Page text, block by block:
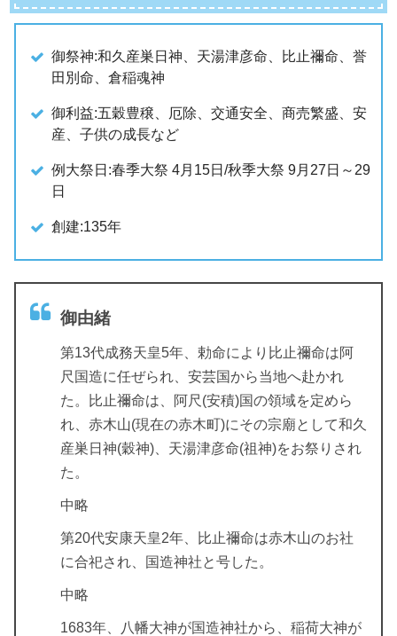
御祭神:和久産巣日神、天湯津彦命、比止禰命、誉
田別命、倉稲魂神
御利益:五穀豊穣、厄除、交通安全、商売繁盛、安
産、子供の成長など
例大祭日:春季大祭 4月15日/秋季大祭 9月27日～29
日
創建:135年
御由緒
第13代成務天皇5年、勅命により比止禰命は阿
尺国造に任ぜられ、安芸国から当地へ赴かれ
た。比止禰命は、阿尺(安積)国の領域を定めら
れ、赤木山(現在の赤木町)にその宗廟として和久
産巣日神(穀神)、天湯津彦命(祖神)をお祭りされ
た。
中略
第20代安康天皇2年、比止禰命は赤木山のお社
に合祀され、国造神社と号した。
中略
1683年、八幡大神が国造神社から、稲荷大神が